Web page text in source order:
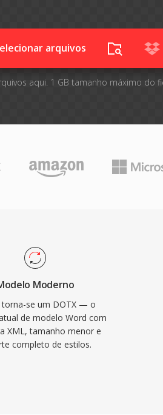
arquivos
aqui. 1 GB tamanho máximo do
Moderno
torna-se um DOTX — o
de modelo Word com
XML, tamanho menor e
completo de estilos.